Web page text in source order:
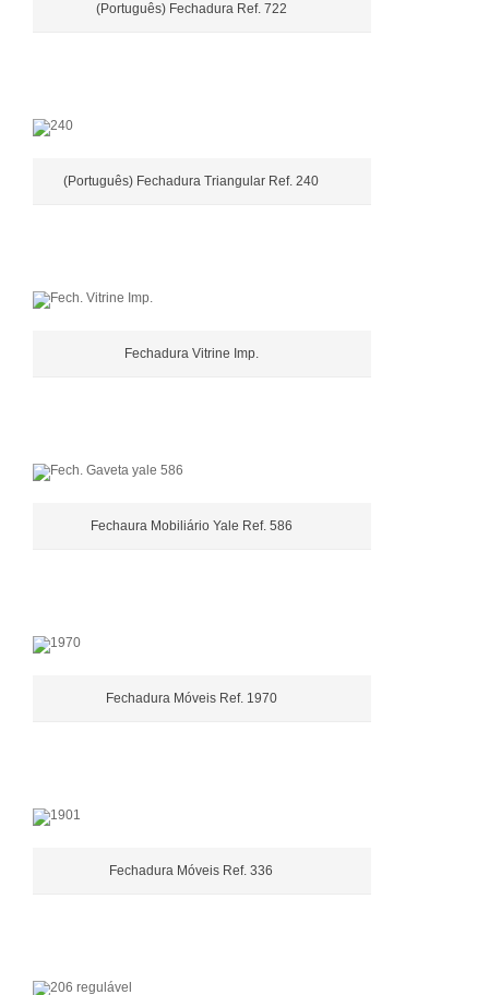
(Português) Fechadura Ref. 722
(Português) Fechadura Triangular Ref. 240
Fechadura Vitrine Imp.
Fechaura Mobiliário Yale Ref. 586
Fechadura Móveis Ref. 1970
Fechadura Móveis Ref. 336